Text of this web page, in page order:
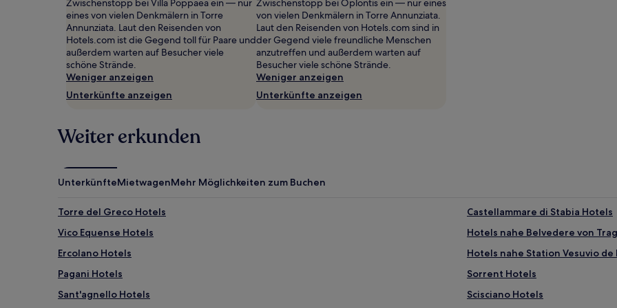
gefunden
wurde.
Preise
und
Verfügbarkeiten
können
sich
ändern.
zusätzliche
Bedingungen
Zwischenstopp bei Villa Poppaea ein — nur
eines von vielen Denkmälern in Torre
Annunziata. Laut den Reisenden von
Hotels.com ist die Gegend toll für Paare und
außerdem warten auf Besucher viele
schöne Strände.
Weniger anzeigen
Unterkünfte anzeigen
Zwischenstopp bei Oplontis ein — nur eines
von vielen Denkmälern in Torre Annunziata.
Laut den Reisenden von Hotels.com sind in
der Gegend viele freundliche Menschen
anzutreffen und außerdem warten auf
Besucher viele schöne Strände.
Weniger anzeigen
Unterkünfte anzeigen
Weiter erkunden
UnterkünfteMietwagenMehr Möglichkeiten zum Buchen
Torre del Greco Hotels
Castellammare di Stabia Hotels
Vico Equense Hotels
Hotels nahe Belvedere von
Ercolano Hotels
Hotels nahe Station Vesuvio de
Pagani Hotels
Sorrent Hotels
Sant'agnello Hotels
Scisciano Hotels